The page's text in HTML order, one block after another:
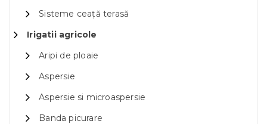
Sisteme ceață terasă
Irigatii agricole
Aripi de ploaie
Aspersie
Aspersie si microaspersie
Banda picurare